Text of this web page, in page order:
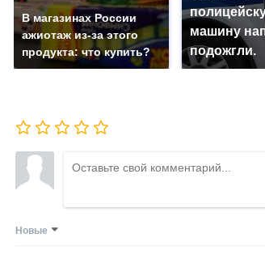
В магазинах России
ажиотаж из-за этого
продукта: что купить?
машину
подожгли.
Новые